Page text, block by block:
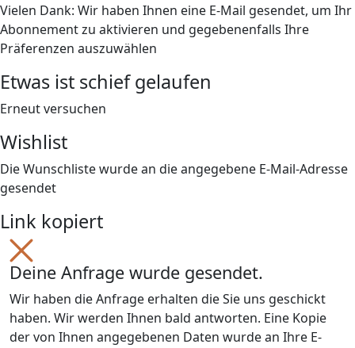
Vielen Dank: Wir haben Ihnen eine E-Mail gesendet, um Ihr
Abonnement zu aktivieren und gegebenenfalls Ihre
Präferenzen auszuwählen
Etwas ist schief gelaufen
Erneut versuchen
Wishlist
Die Wunschliste wurde an die angegebene E-Mail-Adresse
gesendet
Link kopiert
Deine Anfrage wurde gesendet.
Wir haben die Anfrage erhalten die Sie uns geschickt
haben. Wir werden Ihnen bald antworten. Eine Kopie
der von Ihnen angegebenen Daten wurde an Ihre E-